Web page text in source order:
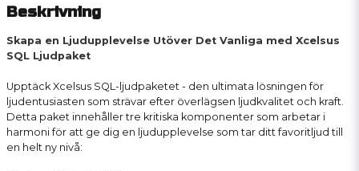
Beskrivning
Skapa en Ljudupplevelse Utöver Det Vanliga med Xcelsus
SQL Ljudpaket
Upptäck Xcelsus SQL-ljudpaketet - den ultimata lösningen för
ljudentusiasten som strävar efter överlägsen ljudkvalitet och kraft.
Detta paket innehåller tre kritiska komponenter som arbetar i
harmoni för att ge dig en ljudupplevelse som tar ditt favoritljud till
en helt ny nivå: